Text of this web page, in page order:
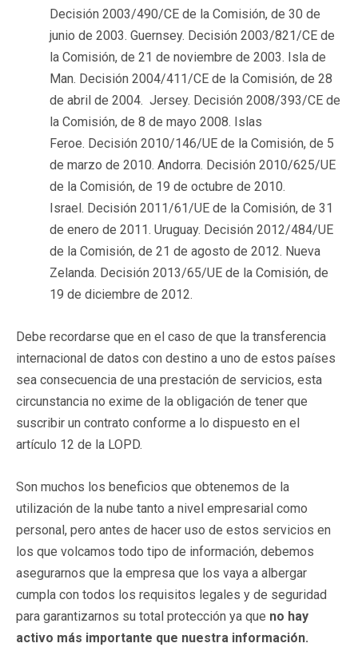
Decisión 2003/490/CE de la Comisión, de 30 de
junio de 2003. Guernsey. Decisión 2003/821/CE de
la Comisión, de 21 de noviembre de 2003. Isla de
Man. Decisión 2004/411/CE de la Comisión, de 28
de abril de 2004. Jersey. Decisión 2008/393/CE de
la Comisión, de 8 de mayo 2008. Islas
Feroe. Decisión 2010/146/UE de la Comisión, de 5
de marzo de 2010. Andorra. Decisión 2010/625/UE
de la Comisión, de 19 de octubre de 2010.
Israel. Decisión 2011/61/UE de la Comisión, de 31
de enero de 2011. Uruguay. Decisión 2012/484/UE
de la Comisión, de 21 de agosto de 2012. Nueva
Zelanda. Decisión 2013/65/UE de la Comisión, de
19 de diciembre de 2012.
Debe recordarse que en el caso de que la transferencia
internacional de datos con destino a uno de estos países
sea consecuencia de una prestación de servicios, esta
circunstancia no exime de la obligación de tener que
suscribir un contrato conforme a lo dispuesto en el
artículo 12 de la LOPD.
Son muchos los beneficios que obtenemos de la
utilización de la nube tanto a nivel empresarial como
personal, pero antes de hacer uso de estos servicios en
los que volcamos todo tipo de información, debemos
asegurarnos que la empresa que los vaya a albergar
cumpla con todos los requisitos legales y de seguridad
para garantizarnos su total protección ya que no hay
activo más importante que nuestra información.